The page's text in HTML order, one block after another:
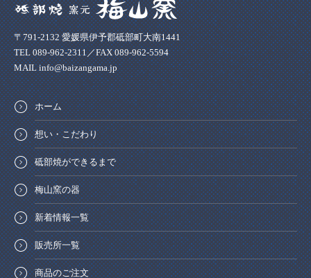
〒791-2132 愛媛県伊予郡砥部町大南1441
TEL 089-962-2311／FAX 089-962-5594
MAIL info@baizangama.jp
ホーム
想い・こだわり
砥部焼ができるまで
梅山窯の器
新着情報一覧
販売所一覧
商品のご注文